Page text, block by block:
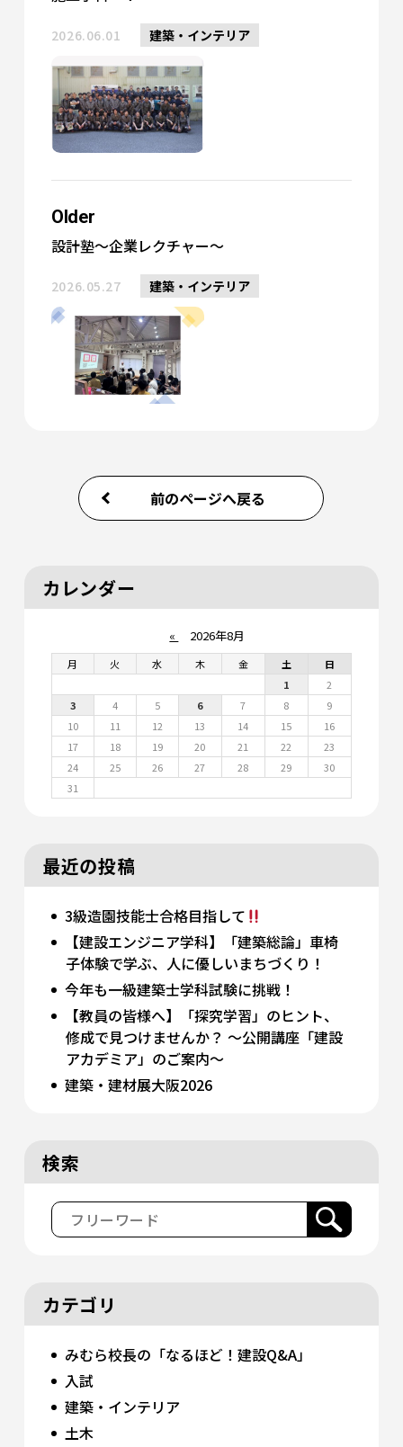
2026.06.01 建築・インテリア
Older
設計塾～企業レクチャー～
2026.05.27 建築・インテリア
前のページへ戻る
カレンダー
« 2026年8月
月 火 水 木 金 土
日
1
2
3
4 5 6 7 8
9
10
11 12 13 14 15
16
17
18 19 20 21 22
23
24
25 26 27 28 29
30
31
最近の投稿
3級造園技能士合格目指して
【建設エンジニア学科】「建築総論」車椅
子体験で学ぶ、人に優しいまちづくり！
今年も一級建築士学科試験に挑戦！
【教員の皆様へ】「探究学習」のヒント、
修成で見つけませんか？ 〜公開講座「建設
アカデミア」のご案内〜
建築・建材展大阪2026
検索
カテゴリ
みむら校長の「なるほど！建設Q&A」
入試
建築・インテリア
土木